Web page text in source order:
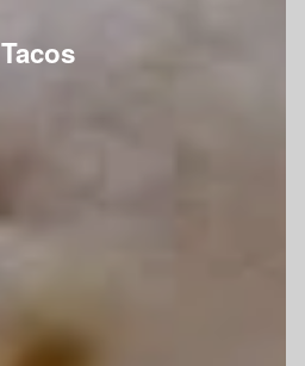
Tacos